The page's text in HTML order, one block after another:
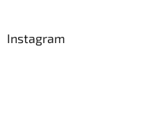
Instagram